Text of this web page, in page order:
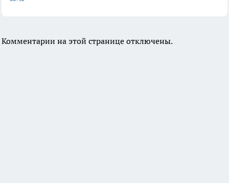
Комментарии на этой странице отключены.